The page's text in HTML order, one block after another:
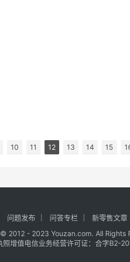
10 11 12 13 14 15
问题发布 问答专栏
新零售文章
2012 - 2023 Youzan.com. All Rights
照增值电信业务经营许可证：合字B2-